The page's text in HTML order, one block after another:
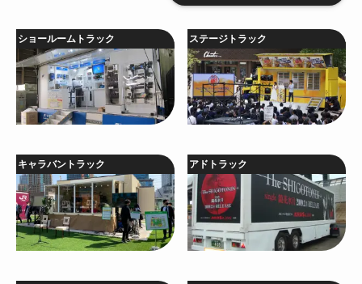
ショールームトラック ステージトラック
キャラバントラック アドトラック